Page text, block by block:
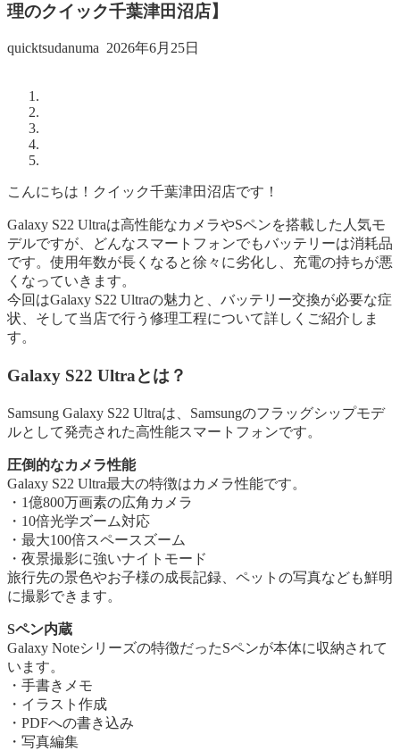
理のクイック千葉津田沼店】
quicktsudanuma 2026年6月25日
こんにちは！クイック千葉津田沼店です！
Galaxy S22 Ultraは高性能なカメラやSペンを搭載した人気モ
デルですが、どんなスマートフォンでもバッテリーは消耗品
です。使用年数が長くなると徐々に劣化し、充電の持ちが悪
くなっていきます。
今回はGalaxy S22 Ultraの魅力と、バッテリー交換が必要な症
状、そして当店で行う修理工程について詳しくご紹介しま
す。
Galaxy S22 Ultraとは？
Samsung Galaxy S22 Ultraは、Samsungのフラッグシップモデ
ルとして発売された高性能スマートフォンです。
圧倒的なカメラ性能
Galaxy S22 Ultra最大の特徴はカメラ性能です。
・1億800万画素の広角カメラ
・10倍光学ズーム対応
・最大100倍スペースズーム
・夜景撮影に強いナイトモード
旅行先の景色やお子様の成長記録、ペットの写真なども鮮明
に撮影できます。
Sペン内蔵
Galaxy Noteシリーズの特徴だったSペンが本体に収納されて
います。
・手書きメモ
・イラスト作成
・PDFへの書き込み
・写真編集